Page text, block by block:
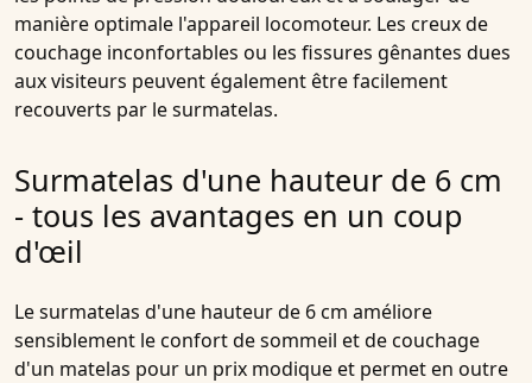
manière optimale l'appareil locomoteur. Les creux de
couchage inconfortables ou les fissures gênantes dues
aux visiteurs peuvent également être facilement
recouverts par le surmatelas.
Surmatelas d'une hauteur de 6 cm
- tous les avantages en un coup
d'œil
Le surmatelas d'une hauteur de 6 cm améliore
sensiblement le confort de sommeil et de couchage
d'un matelas pour un prix modique et permet en outre